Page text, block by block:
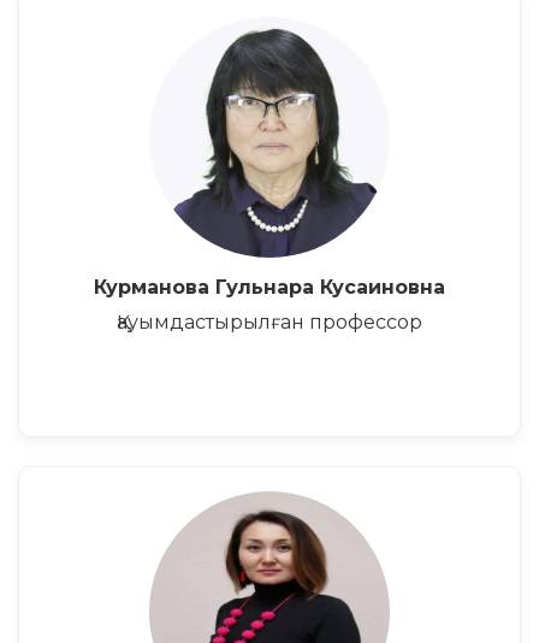
Курманова Гульнара Кусаиновна
Қауымдастырылған профессор